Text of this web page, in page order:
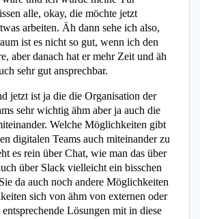
alle, okay, die möchte jetzt
arbeiten. Äh dann sehe ich also,
ist es nicht so gut, wenn ich den
aber danach hat er mehr Zeit und äh
sehr gut ansprechbar.
jetzt ist ja die die Organisation der
sehr wichtig ähm aber ja auch die
Welche Möglichkeiten gibt
digitalen Teams auch miteinander zu
es rein über Chat, wie man das über
über Slack vielleicht ein bisschen
da auch noch andere Möglichkeiten
sich von ähm von externen oder
Lösungen mit in diese